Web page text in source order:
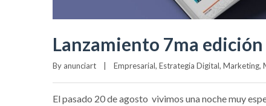
Lanzamiento 7ma
By anunciart Empresarial, Estrategia Digital, Marketing,
El pasado 20 de agosto vivimos una noche muy